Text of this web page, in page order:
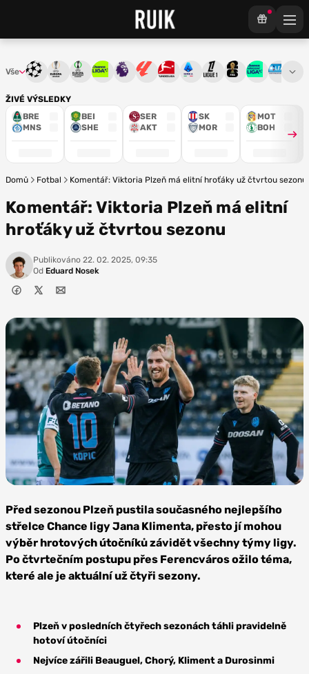
ŽIVÉ VÝSLEDKY
BRE
MNS
BEI
SHE
SER
AKT
SK
MOR
MOT
BOH
Vše Liga mistrůEvropská liga
Konferenční liga
Chance ligaPremier League
La LigaBundesliga
Serie ALigue 1Mistrovství světa
Chance3. ČFL
Domů Fotbal Komentář: Viktoria Plzeň má elitní hroťáky už čtvrtou sezonu
Komentář: Viktoria Plzeň má elitní
hroťáky už čtvrtou sezonu
Publikováno 22. 02. 2025, 09:35
Od Eduard Nosek
Viktoria
Plzeň
Před sezonou Plzeň pustila současného nejlepšího
střelce Chance ligy Jana Klimenta, přesto jí mohou
výběr hrotových útočníků závidět všechny týmy ligy.
Po čtvrtečním postupu přes Ferencváros ožilo téma,
které ale je aktuální už čtyři sezony.
Plzeň v posledních čtyřech sezonách táhli pravidelně
hotoví útočníci
Nejvíce zářili Beauguel, Chorý, Kliment a Durosinmi